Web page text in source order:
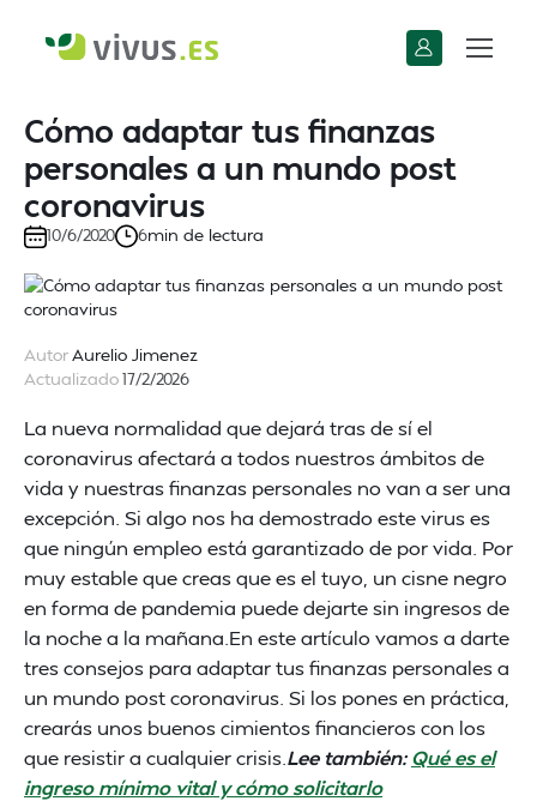
Cómo adaptar tus finanzas
personales a un mundo post
coronavirus
10/6/2020 6min de lectura
AutorAurelio Jimenez
Actualizado17/2/2026
La nueva normalidad que dejará tras de sí el
coronavirus afectará a todos nuestros ámbitos de
vida y nuestras finanzas personales no van a ser una
excepción. Si algo nos ha demostrado este virus es
que ningún empleo está garantizado de por vida. Por
muy estable que creas que es el tuyo, un cisne negro
en forma de pandemia puede dejarte sin ingresos de
la noche a la mañana.En este artículo vamos a darte
tres consejos para adaptar tus finanzas personales a
un mundo post coronavirus. Si los pones en práctica,
crearás unos buenos cimientos financieros con los
que resistir a cualquier crisis. Lee también:Qué es el
ingreso mínimo vital y cómo solicitarlo